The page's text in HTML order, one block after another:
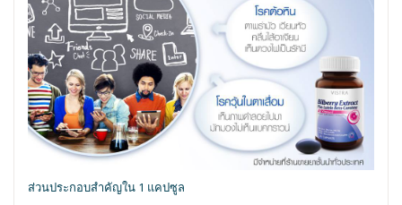
ส่วนประกอบสำคัญใน 1 แคปซูล